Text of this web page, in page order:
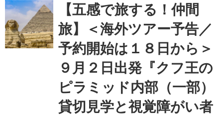
【五感で旅する！仲間
旅】＜海外ツアー予告／
予約開始は１８日から＞
９月２日出発『クフ王の
ピラミッド内部（一部）
貸切見学と視覚障がい者